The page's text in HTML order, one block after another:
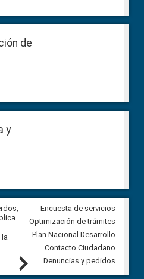
de
y
CPCCS convoca a Veeduría
Ciudadana para vigilar el
5 agosto, 2026
Next
Encuesta de servicios
Optimización de trámites
Plan Nacional Desarrollo
Contacto Ciudadano
Denuncias y pedidos